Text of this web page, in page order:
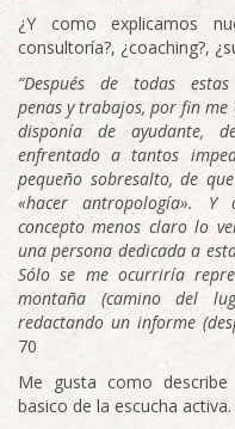
¿Y como explicamos
consultoría?, ¿coaching?,
“Después de todas estas
penas y trabajos, por fin
disponía de ayudante,
enfrentado a tantos
pequeño sobresalto, de
«hacer antropología». Y
concepto menos claro lo
una persona dedicada a
Sólo se me ocurriría
montaña (camino del
redactando un informe
70
Me gusta como
basico de la escucha activa.